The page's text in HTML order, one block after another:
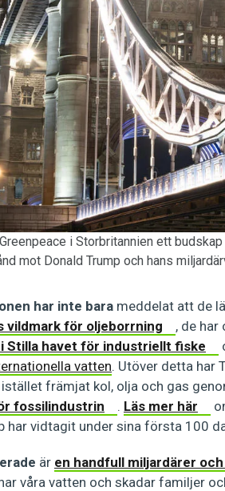
i Storbritannien ett
mot Donald Trump och hans
har inte bara meddelat att de
vildmark för oljeborrning
, de har
Stilla havet för industriellt fiske
vatten. Utöver detta har
främjat kol, olja och gas
fossilindustrin
. Läs mer här
har vidtagit under sina första 100
är en handfull miljardärer
våra vatten och skadar familjer